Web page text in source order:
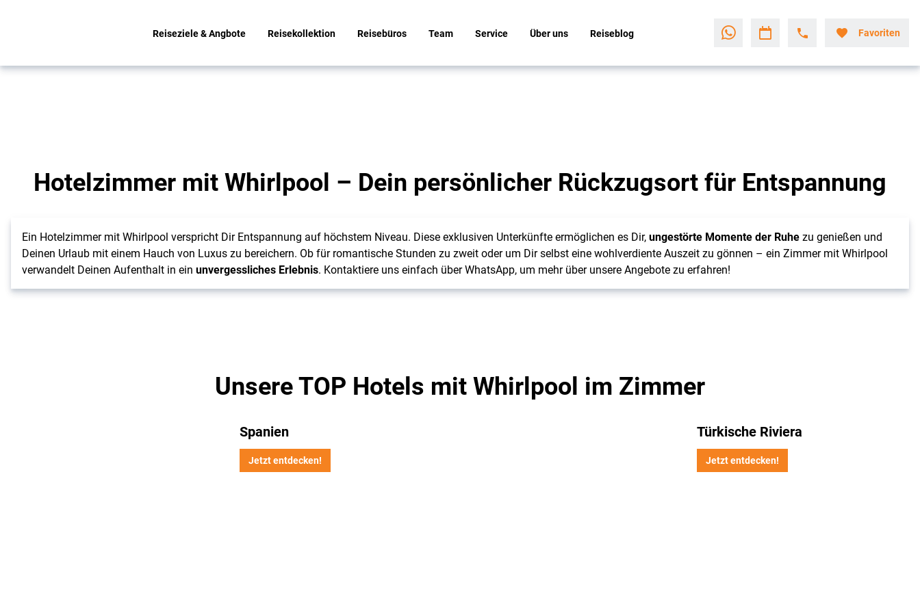
Reiseziele & Angbote Reisekollektion Reisebüros Team Service Über uns Reiseblog Favoriten
Hotelzimmer
Whirlpool
Hotelzimmer mit Whirlpool – Dein persönlicher Rückzugsort für Entspannung
Ein Hotelzimmer mit Whirlpool verspricht Dir Entspannung auf höchstem Niveau. Diese exklusiven Unterkünfte ermöglichen es Dir,ungestörte Momente der Ruhezu genießen und
Deinen Urlaub mit einem Hauch von Luxus zu bereichern. Ob für romantische Stunden zu zweit oder um Dir selbst eine wohlverdiente Auszeit zu gönnen – ein Zimmer mit Whirlpool
verwandelt Deinen Aufenthalt in ein unvergessliches Erlebnis. Kontaktiere uns einfach über WhatsApp, um mehr über unsere Angebote zu erfahren!
Unsere TOP Hotels mit Whirlpool im Zimmer
Spanien
Jetzt entdecken!
Türkische Riviera
Jetzt entdecken!